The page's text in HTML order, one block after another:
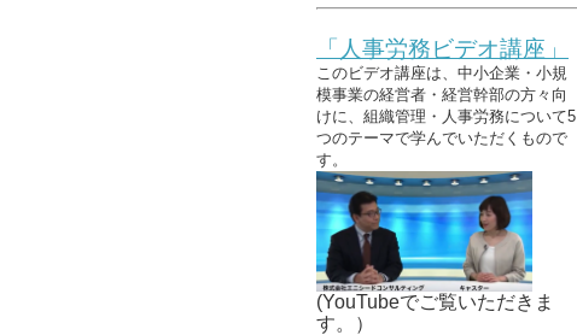
「人事労務ビデオ講座」
このビデオ講座は、中小企業・小規
模事業の経営者・経営幹部の方々向
けに、組織管理・人事労務について5
つのテーマで学んでいただくもので
す。
(YouTubeでご覧いただきま
す。）